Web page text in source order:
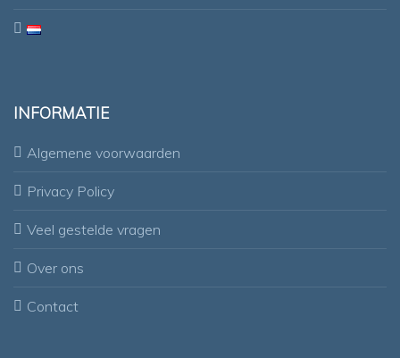
INFORMATIE
Algemene voorwaarden
Privacy Policy
Veel gestelde vragen
Over ons
Contact